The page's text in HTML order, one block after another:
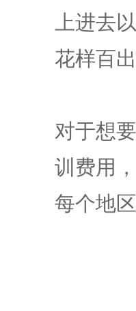
上进去
花样百出
对于想
训费用
每个地